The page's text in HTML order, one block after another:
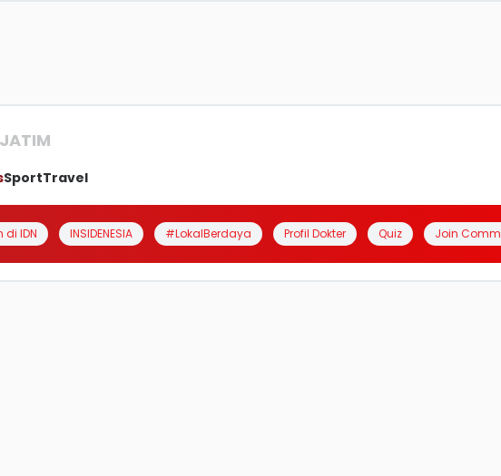
JATIM
SportTravel
di IDN INSIDENESIA #LokalBerdaya Profil Dokter Quiz Join